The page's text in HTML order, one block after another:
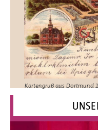
Kartengruß aus Dortmund